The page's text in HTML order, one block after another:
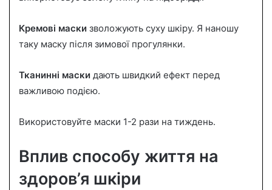
Кремові маски зволожують суху шкіру. Я наношу
таку маску після зимової прогулянки.
Тканинні маски дають швидкий ефект перед
важливою подією.
Використовуйте маски 1-2 рази на тиждень.
Вплив способу життя на
здоров’я шкіри